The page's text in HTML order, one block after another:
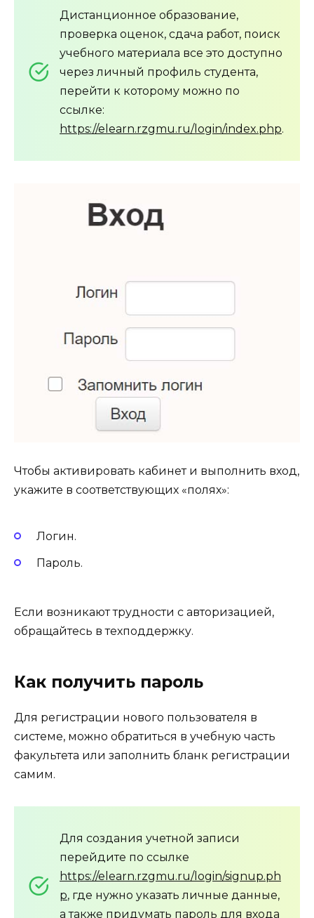
Дистанционное образование,
проверка оценок, сдача работ, поиск
учебного материала все это доступно
через личный профиль студента,
перейти к которому можно по
ссылке:
https://elearn.rzgmu.ru/login/index.php.
Чтобы активировать кабинет и выполнить вход,
укажите в соответствующих «полях»:
Логин.
Пароль.
Если возникают трудности с авторизацией,
обращайтесь в техподдержку.
Как получить пароль
Для регистрации нового пользователя в
системе, можно обратиться в учебную часть
факультета или заполнить бланк регистрации
самим.
Для создания учетной записи
перейдите по ссылке
https://elearn.rzgmu.ru/login/signup.ph
p, где нужно указать личные данные,
а также придумать пароль для входа